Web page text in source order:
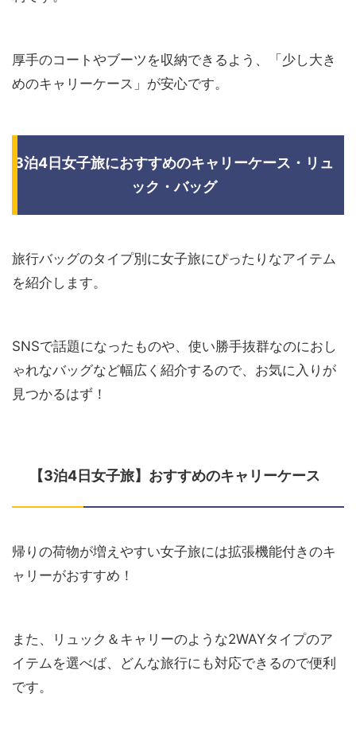
厚手のコートやブーツを収納できるよう、「少し大き
めのキャリーケース」が安心です。
3泊4日女子旅におすすめのキャリーケース・リュ
ック・バッグ
旅行バッグのタイプ別に女子旅にぴったりなアイテム
を紹介します。
SNSで話題になったものや、使い勝手抜群なのにおし
ゃれなバッグなど幅広く紹介するので、お気に入りが
見つかるはず！
【3泊4日女子旅】おすすめのキャリーケース
帰りの荷物が増えやすい女子旅には拡張機能付きのキ
ャリーがおすすめ！
また、リュック＆キャリーのような2WAYタイプのア
イテムを選べば、どんな旅行にも対応できるので便利
です。